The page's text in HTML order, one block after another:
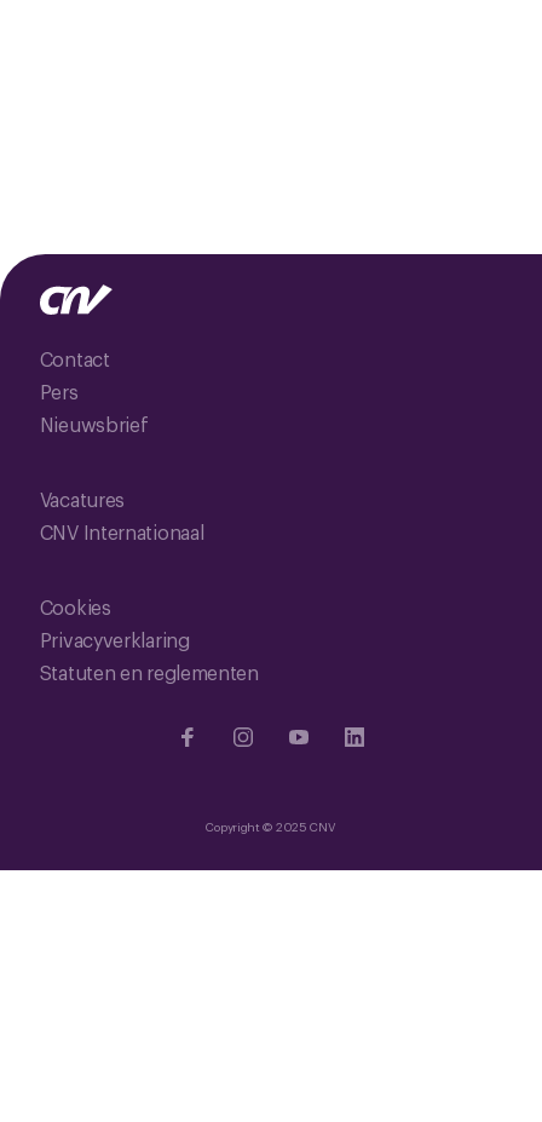
Contact
Pers
Nieuwsbrief
Vacatures
CNV Internationaal
Cookies
Privacyverklaring
Statuten en reglementen
Copyright © 2025 CNV